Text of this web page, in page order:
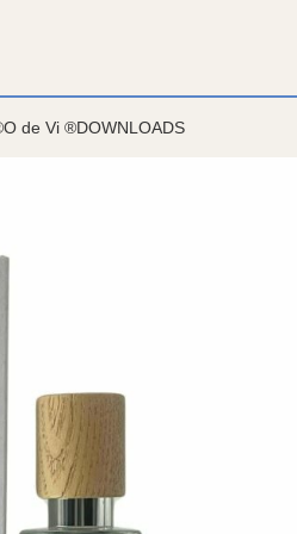
O de Vi ®DOWNLOADS